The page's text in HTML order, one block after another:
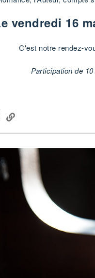
vendredi 16
C'est notre rendez-
Participation de